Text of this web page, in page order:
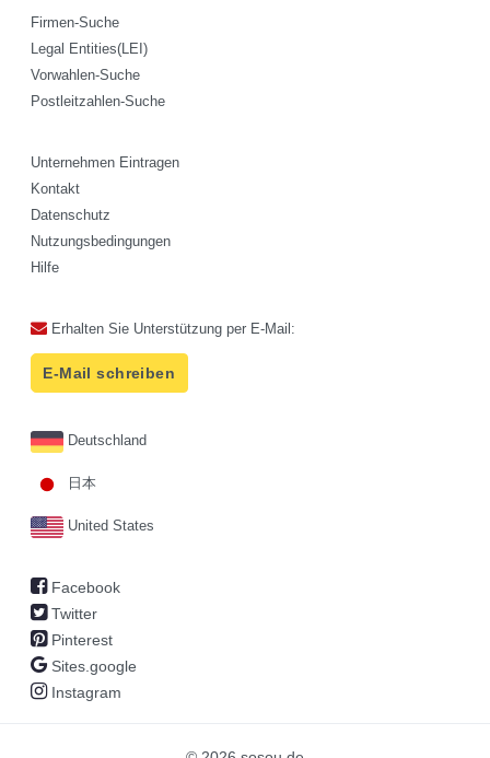
Firmen-Suche
Legal Entities(LEI)
Vorwahlen-Suche
Postleitzahlen-Suche
Unternehmen Eintragen
Kontakt
Datenschutz
Nutzungsbedingungen
Hilfe
Erhalten Sie Unterstützung per E-Mail:
E-Mail schreiben
Deutschland
日本
United States
Facebook
Twitter
Pinterest
Sites.google
Instagram